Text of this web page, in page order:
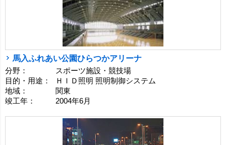
馬入ふれあい公園ひらつかアリーナ
分野：
スポーツ施設・競技場
目的・用途：
ＨＩＤ照明 照明制御システム
地域：
関東
竣工年：
2004年6月